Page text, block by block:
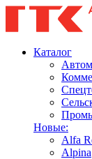
Каталог
Новые:
Alfa
Alpina